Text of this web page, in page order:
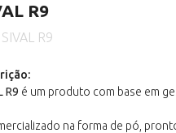
R9
R9
R9 é um produto com base em
na forma de pó,